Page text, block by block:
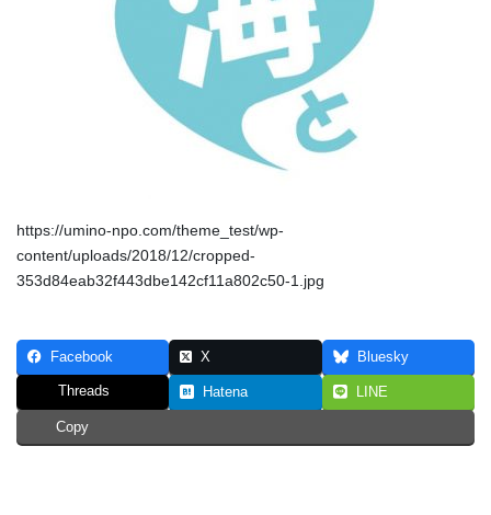
https://umino-npo.com/theme_test/wp-
content/uploads/2018/12/cropped-
353d84eab32f443dbe142cf11a802c50-1.jpg
Facebook X Bluesky
Threads Hatena LINE
Copy